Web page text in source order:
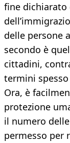
fine dichiarato
delle persone
secondo è
cittadini,
termini
Ora, è
protezione
il numero
permesso per